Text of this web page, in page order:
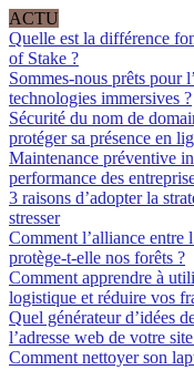
ACTU
Quelle est la différence
of Stake ?
Sommes-nous prêts pour
technologies immersives ?
Sécurité du nom de
protéger sa présence en
Maintenance préventive
performance des
3 raisons d’adopter la
stresser
Comment l’alliance entre
protège-t-elle nos forêts ?
Comment apprendre à
logistique et réduire vos
Quel générateur d’idées
l’adresse web de votre
Comment nettoyer son